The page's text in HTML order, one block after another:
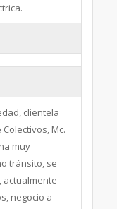
clientela
Mc.
muy
tránsito, se
actualmente
negocio a